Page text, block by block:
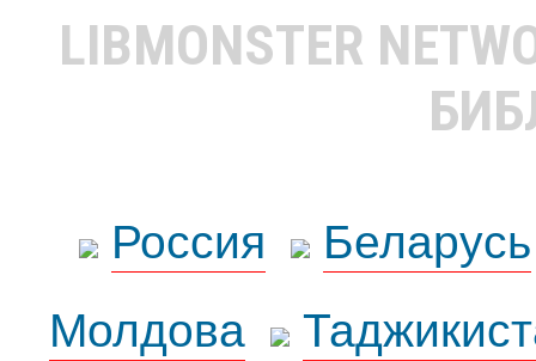
LIBMONSTER
Россия
Беларусь
Молдова